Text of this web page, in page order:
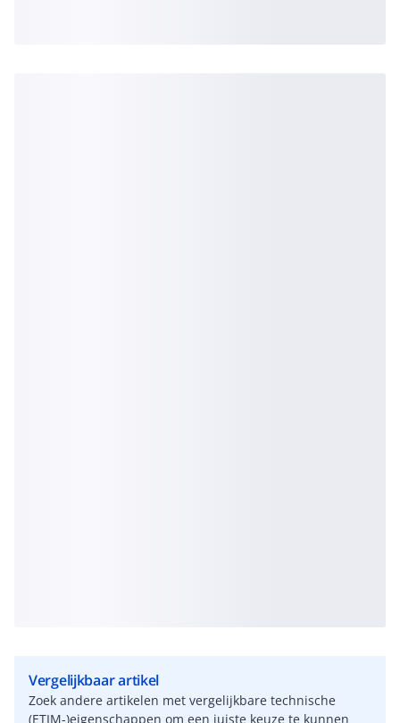
Vergelijkbaar artikel
Zoek andere artikelen met vergelijkbare technische
(ETIM-)eigenschappen om een juiste keuze te kunnen